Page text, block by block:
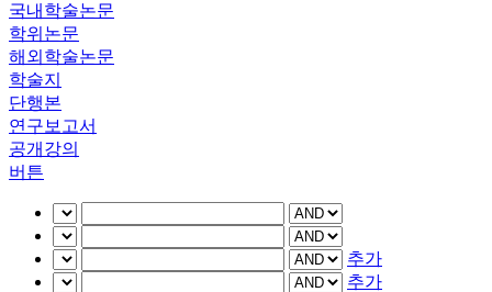
국내학술논문
학위논문
해외학술논문
학술지
단행본
연구보고서
공개강의
버튼
추가
추가